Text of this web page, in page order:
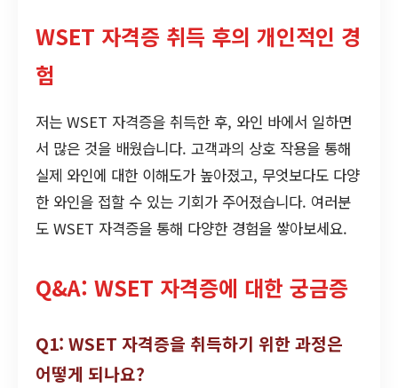
WSET 자격증 취득 후의 개인적인 경
험
저는 WSET 자격증을 취득한 후, 와인 바에서 일하면
서 많은 것을 배웠습니다. 고객과의 상호 작용을 통해
실제 와인에 대한 이해도가 높아졌고, 무엇보다도 다양
한 와인을 접할 수 있는 기회가 주어졌습니다. 여러분
도 WSET 자격증을 통해 다양한 경험을 쌓아보세요.
Q&A: WSET 자격증에 대한 궁금증
Q1: WSET 자격증을 취득하기 위한 과정은
어떻게 되나요?